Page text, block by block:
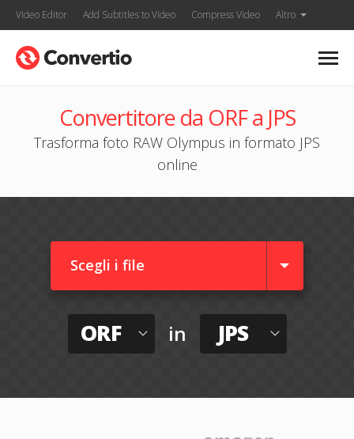
Video Editor Add Subtitles to Video Compress Video Altro
Convertitore da ORF a JPS
Trasforma foto RAW Olympus in formato JPS
online
Scegli i file
ORF in JPS